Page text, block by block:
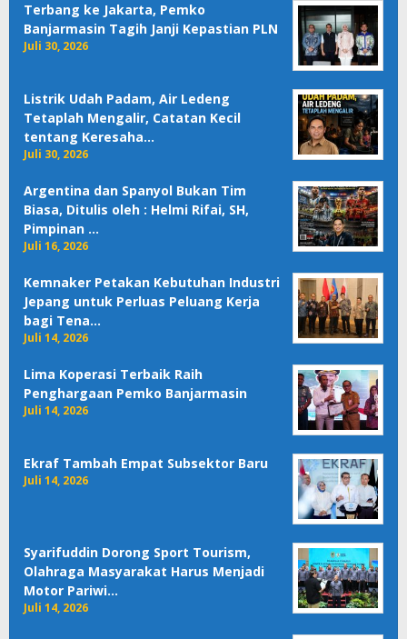
Terbang ke Jakarta, Pemko
Banjarmasin Tagih Janji Kepastian PLN
Juli 30, 2026
Listrik Udah Padam, Air Ledeng
Tetaplah Mengalir, Catatan Kecil
tentang Keresaha…
Juli 30, 2026
Argentina dan Spanyol Bukan Tim
Biasa, Ditulis oleh : Helmi Rifai, SH,
Pimpinan …
Juli 16, 2026
Kemnaker Petakan Kebutuhan Industri
Jepang untuk Perluas Peluang Kerja
bagi Tena…
Juli 14, 2026
Lima Koperasi Terbaik Raih
Penghargaan Pemko Banjarmasin
Juli 14, 2026
Ekraf Tambah Empat Subsektor Baru
Juli 14, 2026
Syarifuddin Dorong Sport Tourism,
Olahraga Masyarakat Harus Menjadi
Motor Pariwi…
Juli 14, 2026